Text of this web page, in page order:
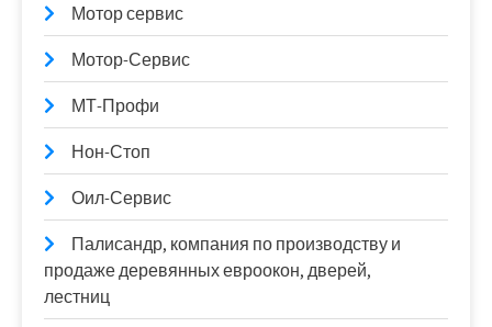
Мотор сервис
Мотор-Сервис
МТ-Профи
Нон-Стоп
Оил-Сервис
Палисандр, компания по производству и
продаже деревянных евроокон, дверей,
лестниц